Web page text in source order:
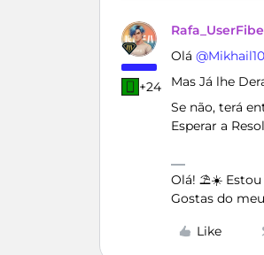
+24
Olá ​
Mas Já lhe
Se não, terá
Esperar a
Olá! ⛱️☀️ Estou
Gostas do
Like